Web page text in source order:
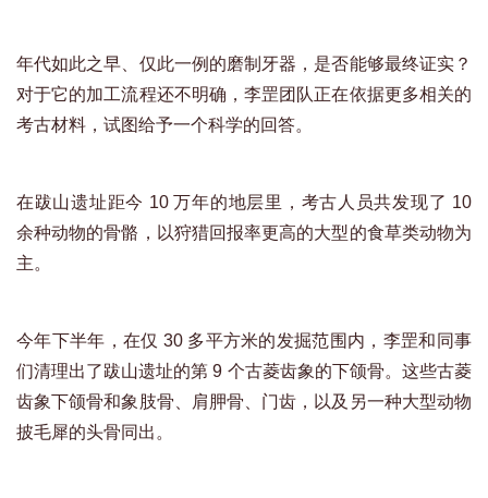
年代如此之早、仅此一例的磨制牙器，是否能够最终证实？
对于它的加工流程还不明确，李罡团队正在依据更多相关的
考古材料，试图给予一个科学的回答。
在跋山遗址距今 10 万年的地层里，考古人员共发现了 10
余种动物的骨骼，以狩猎回报率更高的大型的食草类动物为
主。
今年下半年，在仅 30 多平方米的发掘范围内，李罡和同事
们清理出了跋山遗址的第 9 个古菱齿象的下颌骨。这些古菱
齿象下颌骨和象肢骨、肩胛骨、门齿，以及另一种大型动物
披毛犀的头骨同出。